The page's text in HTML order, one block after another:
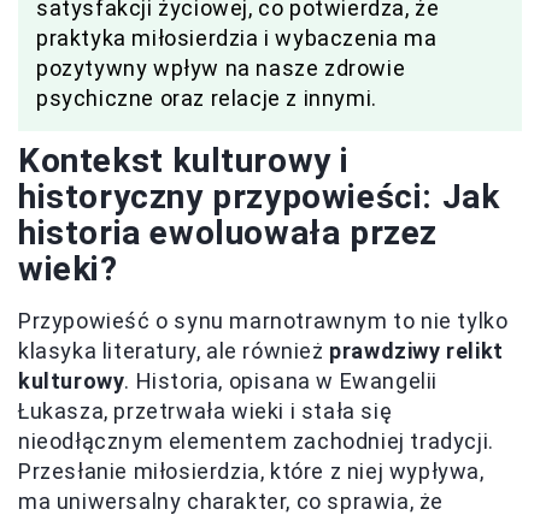
satysfakcji życiowej, co potwierdza, że
praktyka miłosierdzia i wybaczenia ma
pozytywny wpływ na nasze zdrowie
psychiczne oraz relacje z innymi.
Kontekst kulturowy i
historyczny przypowieści: Jak
historia ewoluowała przez
wieki?
Przypowieść o synu marnotrawnym to nie tylko
klasyka literatury, ale również prawdziwy relikt
kulturowy. Historia, opisana w Ewangelii
Łukasza, przetrwała wieki i stała się
nieodłącznym elementem zachodniej tradycji.
Przesłanie miłosierdzia, które z niej wypływa,
ma uniwersalny charakter, co sprawia, że